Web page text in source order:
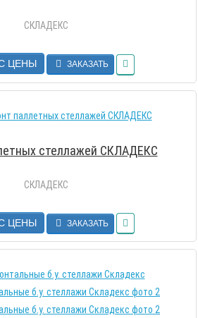
СКЛАДЕКС
ЦЕНЫ ЗАКАЗАТЬ
стеллажей СКЛАДЕКС
СКЛАДЕКС
ЦЕНЫ ЗАКАЗАТЬ